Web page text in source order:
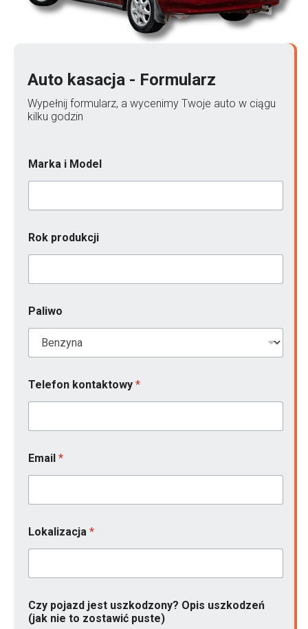
Auto kasacja - Formularz
Wypełnij formularz, a wycenimy Twoje auto w ciągu
kilku godzin
Marka i Model
Rok produkcji
Paliwo
Telefon kontaktowy *
Email *
Lokalizacja *
Czy pojazd jest uszkodzony? Opis uszkodzeń
(jak nie to zostawić puste)